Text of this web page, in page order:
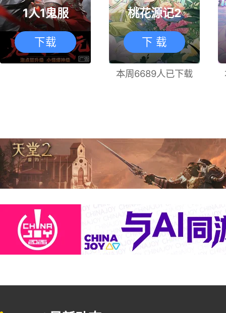
1人1鬼服
下载
桃花源记2
下 载
本周6689人已下载